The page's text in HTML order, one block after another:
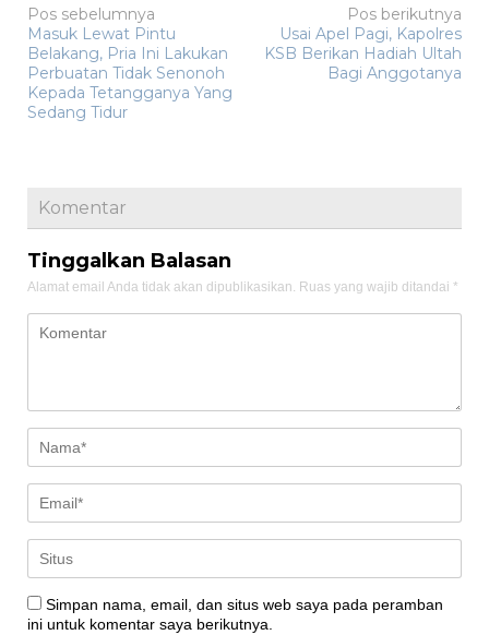
Navigasi
pos
Pos sebelumnya
Masuk Lewat Pintu
Belakang, Pria Ini Lakukan
Perbuatan Tidak Senonoh
Kepada Tetangganya Yang
Sedang Tidur
Pos berikutnya
Usai Apel Pagi, Kapolres
KSB Berikan Hadiah Ultah
Bagi Anggotanya
Komentar
Tinggalkan Balasan
Alamat email Anda tidak akan dipublikasikan. Ruas yang wajib ditandai *
Simpan nama, email, dan situs web saya pada peramban
ini untuk komentar saya berikutnya.